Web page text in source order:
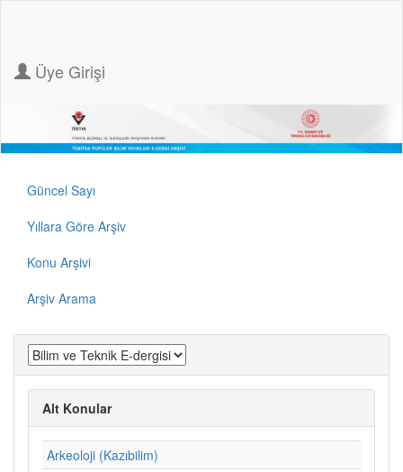
Üye Girişi
Güncel Sayı
Yıllara Göre Arşiv
Konu Arşivi
Arşiv Arama
Alt Konular
Arkeoloji (Kazıbilim)